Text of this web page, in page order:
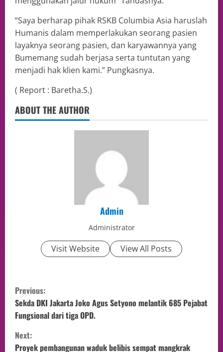
“Saya berharap pihak RSKB Columbia Asia haruslah
Humanis dalam memperlakukan seorang pasien
layaknya seorang pasien, dan karyawannya yang
Bumemang sudah berjasa serta tuntutan yang
menjadi hak klien kami.” Pungkasnya.
( Report : Baretha.S.)
ABOUT THE AUTHOR
Admin
Administrator
Visit Website View All Posts
Previous:
Sekda DKI Jakarta Joko Agus Setyono melantik 685 Pejabat
Fungsional dari tiga OPD.
Next:
Proyek pembangunan waduk belibis sempat mangkrak